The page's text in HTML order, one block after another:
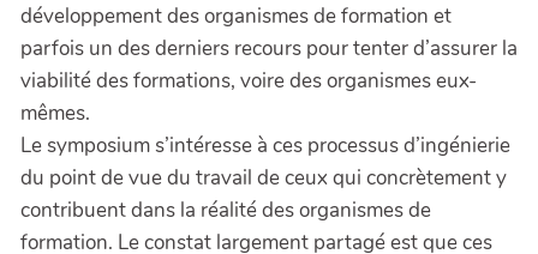
développement des organismes de formation et
parfois un des derniers recours pour tenter d’assurer la
viabilité des formations, voire des organismes eux-
mêmes.
Le symposium s’intéresse à ces processus d’ingénierie
du point de vue du travail de ceux qui concrètement y
contribuent dans la réalité des organismes de
formation. Le constat largement partagé est que ces